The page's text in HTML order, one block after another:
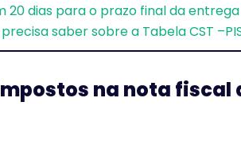
20 dias para o prazo final da entrega
saber sobre a Tabela CST
na nota fiscal